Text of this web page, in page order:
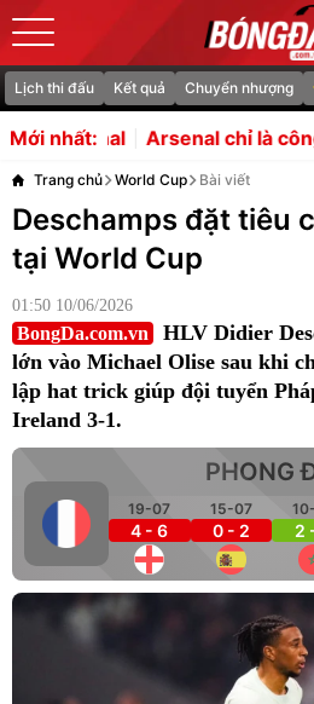
Lịch thi đấu Kết quả Chuyển nhượng
Mới nhất:
chỉ là công cụ trong màn
Trang chủ World Cup Bài viết
Deschamps đặt tiêu
tại World Cup
01:50 10/06/2026
BongDa.com.vn
HLV Didier
lớn vào Michael Olise sau khi
lập hat trick giúp đội tuyển
Ireland 3-1.
PHONG
19-07
4 - 6
15-07
0 - 2 2